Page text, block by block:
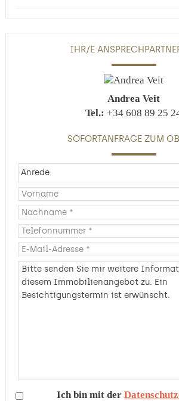
IHR/E
Andrea Veit
Tel.: +34 608 89 25
SOFORTANFRAGE ZUM
Ich bin mit der